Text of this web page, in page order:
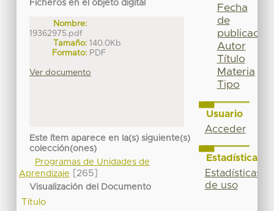
Ficheros en el objeto digital
Nombre:
19362975.pdf
Tamaño: 140.0Kb
Formato: PDF
Ver documento
Este ítem aparece en la(s) siguiente(s)
colección(ones)
Programas de Unidades de
Aprendizaje
[265]
Visualización del Documento
Título
Fecha
de
publicación
Autor
Título
Materia
Tipo
Usuario
Acceder
Estadísticas
Estadísticas
de uso